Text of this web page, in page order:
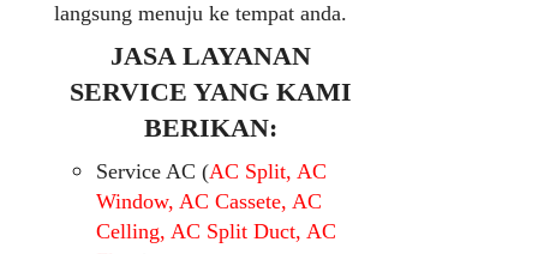
langsung menuju ke tempat anda.
JASA LAYANAN
SERVICE YANG KAMI
BERIKAN:
Service AC (AC Split, AC
Window, AC Cassete, AC
Celling, AC Split Duct, AC